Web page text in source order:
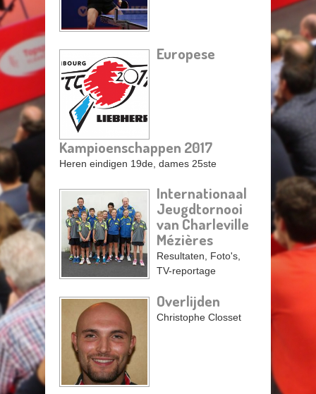
Europese
Kampioenschappen 2017
Heren eindigen 19de, dames 25ste
Internationaal
Jeugdtornooi
van Charleville
Mézières
Resultaten, Foto's,
TV-reportage
Overlijden
Christophe Closset